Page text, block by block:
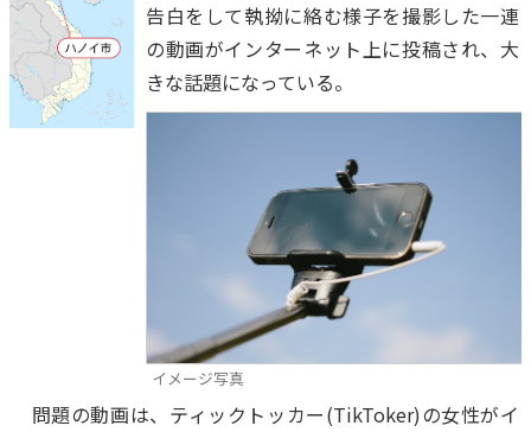
告白をして執拗に絡む様子を撮影した一連
の動画がインターネット上に投稿され、大
きな話題になっている。
イメージ写真
問題の動画は、ティックトッカー(TikToker)の女性がイ